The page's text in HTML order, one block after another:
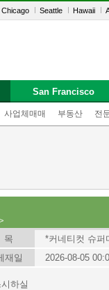
Chicago Seattle Hawaii
사업체매매 부동산 전
San Francisco
>
*커네티컷 슈퍼
재일
2026-08-05
하실